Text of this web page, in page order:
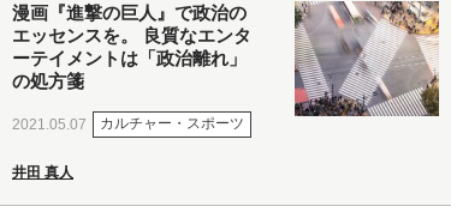
漫画『進撃の巨人』で政治の
エッセンスを。 良質なエンタ
ーテイメントは「政治離れ」
の処方箋
2021.05.07 カルチャー・スポーツ
井田 真人